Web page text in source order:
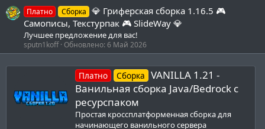
Платно
Сборка 💎 Гриферская сборка 1.16.5 🎮
Самописы, Текстурпак 🎮 SlideWay 💎
Лучшее предложение для вас!
sputn1koff Обновлено: 6 Май 2026
Платно Сборка VANILLA 1.21 -
Ванильная сборка Java/Bedrock с
ресурспаком
Простая кроссплатформенная сборка для
начинающего ванильного сервера